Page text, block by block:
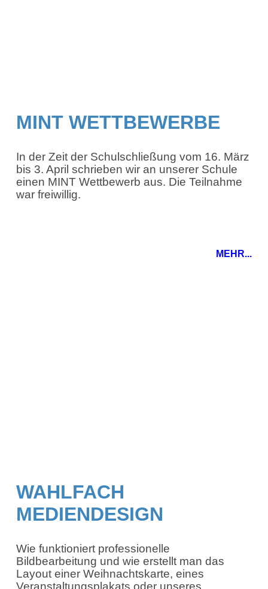
MINT WETTBEWERBE
In der Zeit der Schulschließung vom 16. März
bis 3. April schrieben wir an unserer Schule
einen MINT Wettbewerb aus. Die Teilnahme
war freiwillig.
MEHR...
WAHLFACH
MEDIENDESIGN
Wie funktioniert professionelle
Bildbearbeitung und wie erstellt man das
Layout einer Weihnachtskarte, eines
Veranstaltungsplakats oder unseres